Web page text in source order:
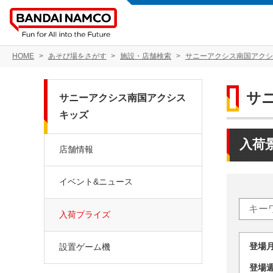
HOME あそび場をさがす 施設・店舗検索 サニーアクシス南国アク
サ
入荷
登
登
サニーアクシス南国アクシス
キッズ
店舗情報
イベント&ニュース
入荷プライズ
設置ゲーム機